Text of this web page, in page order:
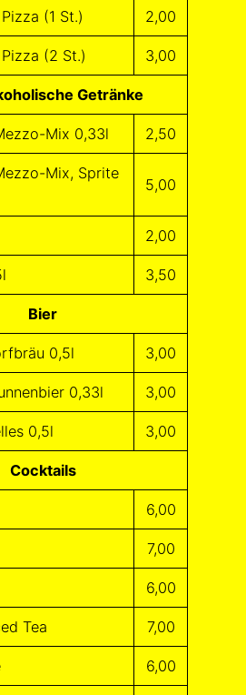
(1 St.) 2,00
(2 St.) 3,00
Getränke
Mix 0,33l 2,50
Mix, Sprite
5,00
2,00
3,50
Bier
0,5l 3,00
0,33l 3,00
0,5l 3,00
Cocktails
6,00
7,00
6,00
Tea 7,00
6,00